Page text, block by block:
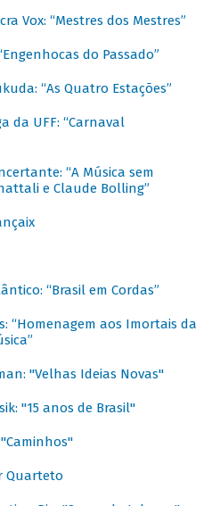
Vox: “Mestres dos Mestres”
do Passado”
“As Quatro Estações”
da UFF: “Carnaval
“A Música sem
e Claude Bolling”
“Brasil em Cordas”
“Homenagem aos Imortais da
"Velhas Ideias Novas"
"15 anos de Brasil"
Quarteto